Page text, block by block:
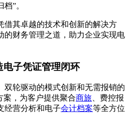
”。
借其卓越的技术和创新的解决方
的财务管理之道，助力企业实现电
电子凭证管理闭环
双轮驱动的模式创新和无需报销的
案，为客户提供聚合商旅 、费控报
经营分析和电子会计档案等全方位